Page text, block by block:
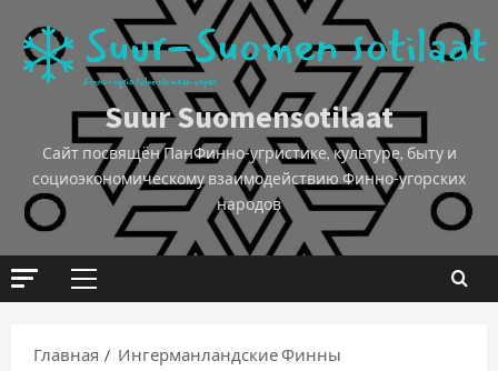
Suur Suomensotilaat
Сайт посвящён ПанФинно-угристике, культуре, быту и
социоэкономическому взаимодействию Финно-угорских
народов
Главная Ингерманландские Финны